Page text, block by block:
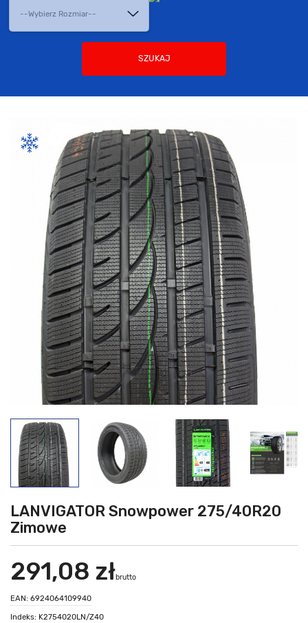
SZUKAJ
LANVIGATOR Snowpower 275/40R20
Zimowe
EAN: 6924064109940
Indeks: K2754020LN/Z40
291,08 złbrutto